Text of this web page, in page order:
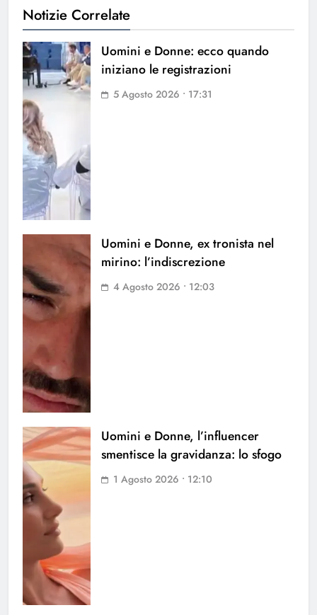
Notizie Correlate
Uomini e Donne: ecco quando
iniziano le registrazioni
5 Agosto 2026 • 17:31
Uomini e Donne, ex tronista nel
mirino: l’indiscrezione
4 Agosto 2026 • 12:03
Uomini e Donne, l’influencer
smentisce la gravidanza: lo sfogo
1 Agosto 2026 • 12:10